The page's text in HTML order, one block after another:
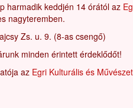
harmadik keddjén 14 órától az
nagyteremben.
Zs. u. 9. (8-as csengő)
minden érintett érdeklődőt!
az Egri Kulturális és